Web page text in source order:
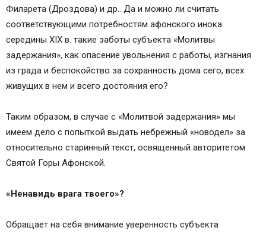
Филарета (Дроздова) и др.. Да и можно ли считать
соответствующими потребностям афонского инока
середины XIX в. такие заботы субъекта «Молитвы
задержания», как опасение увольнения с работы, изгнания
из града и беспокойство за сохранность дома сего, всех
живущих в нем и всего достояния его?
Таким образом, в случае с «Молитвой задержания» мы
имеем дело с попыткой выдать небрежный «новодел» за
относительно старинный текст, освященный авторитетом
Святой Горы Афонской.
«Ненавидь врага твоего»?
Обращает на себя внимание уверенность субъекта